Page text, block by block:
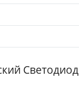
Светодиод